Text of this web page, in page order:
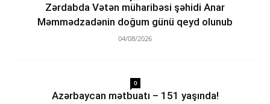
Zərdabda Vətən müharibəsi şəhidi Anar
Məmmədzadənin doğum günü qeyd olunub
04/08/2026
0
Azərbaycan mətbuatı – 151 yaşında!